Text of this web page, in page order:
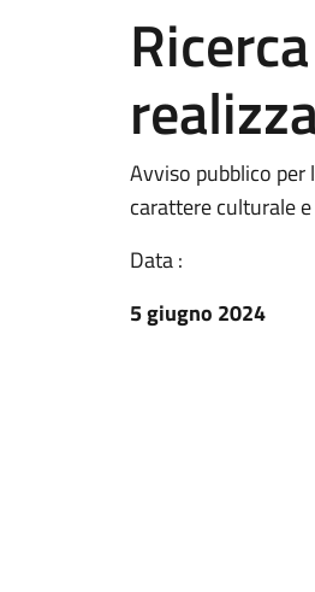
Avviso pubblico per
carattere culturale
Data :
5 giugno 2024